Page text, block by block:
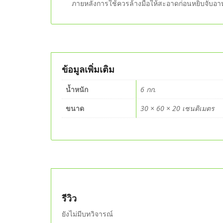
ภายหลังการใช้ควรล้างมือให้สะอาดก่อนหยิบจับอา
ข้อมูลเพิ่มเติม
น้ำหนัก
6 กก.
ขนาด
30 × 60 × 20 เซนติเมตร
รีวิว
ยังไม่มีบทวิจารณ์